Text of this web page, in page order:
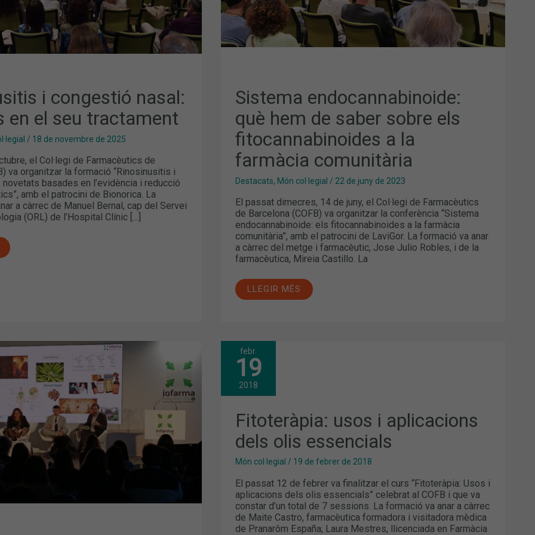
i congestió nasal:
en el seu tractament
/ 18 de novembre de 2025
el Col·legi de Farmacèutics de
va organitzar la formació “Rinosinusitis i
basades en l’evidència i reducció
amb el patrocini de Bionorica. La
a càrrec de Manuel Bernal, cap del Servei
(ORL) de l’Hospital Clínic […]
Sistema endocannabinoide:
què hem de saber sobre els
fitocannabinoides a la
farmàcia comunitària
Destacats, Món col·legial / 22 de juny de 2023
El passat dimecres, 14 de juny, el Col·legi de Farmacèutics
de Barcelona (COFB) va organitzar la conferència “Sistema
endocannabinoide: els fitocannabinoides a la farmàcia
comunitària”, amb el patrocini de LaviGor. La formació va anar
a càrrec del metge i farmacèutic, Jose Julio Robles, i de la
farmacèutica, Mireia Castillo. La
FARMÀCIA
COMUNITÀRIA
LLEGIR MÉS
febr.
19
2018
Fitoteràpia: usos i aplicacions
dels olis essencials
Món col·legial / 19 de febrer de 2018
El passat 12 de febrer va finalitzar el curs “Fitoteràpia: Usos i
aplicacions dels olis essencials” celebrat al COFB i que va
constar d’un total de 7 sessions. La formació va anar a càrrec
de Maite Castro, farmacèutica formadora i visitadora mèdica
de Pranarôm España; Laura Mestres, llicenciada en Farmàcia
FITOTERÀPIA:
USOS
APLICACIONS
DELS
ESSENCIALS